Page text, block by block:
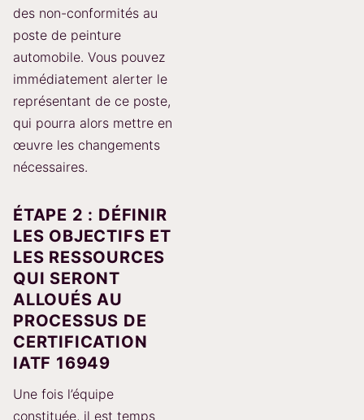
des non-conformités au
poste de peinture
automobile. Vous pouvez
immédiatement alerter le
représentant de ce poste,
qui pourra alors mettre en
œuvre les changements
nécessaires.
ÉTAPE 2 : DÉFINIR
LES OBJECTIFS ET
LES RESSOURCES
QUI SERONT
ALLOUÉS AU
PROCESSUS DE
CERTIFICATION
IATF 16949
Une fois l’équipe
constituée, il est temps